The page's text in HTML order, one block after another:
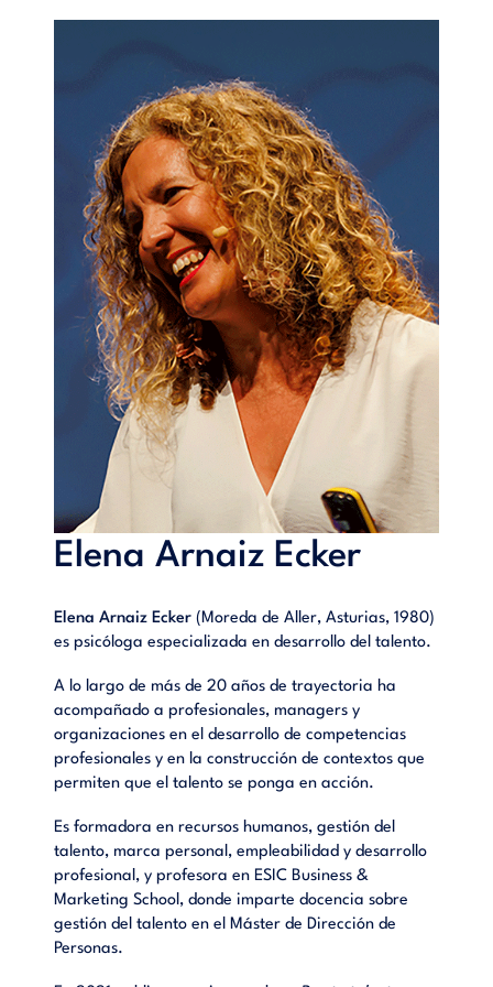
«El talento no se extrae, se posibilita. No es algo que puedas
exigir ni garantizar. Depende de las condiciones que generes
como empresa».
Sonia Rodríguez Muriel
Prólogo.- Introducción.- PARTE I. PERSONA: 1. Persona.- 2.
Competencias profesionales.- 3.- Valores.- 4.- Momento
personal.- 5. Historia y competencias personales.- 6.
Persona: talento.- 7. Talento en acción: de la acción al
comportamiento.- 8. Persona: propuesta de valor
profesional.- 9. Disciplinas relacionadas.- PARTE II.
TALENTO.- 10. Talento.- 11. Talento en acción en tu
organización.- 12. El talento en acción en nuestra empresa
¿ofrece resultados?: desempeño.- 13. ¿El talento en acción
ennuestra empresa produce valor en los demás? : aportación
de valor.- 14. ¿El talento en acción es inmóvil o se desarrolla?:
potencial. 15. ¿El talento en acción está conectado con el
sistema?: talento sistémico.- 16. ¿El talento quiere ponerse en
acción en nuestra empresa? Atracción, fidelización y
conocido como adecuación persona-puesto.- 18. Disciplinas
relacionadas .- PARTE III. EMPRESA: 19. Empresa.- 20.
talentocéntrica.- 22. Implementar el talentocentrismo en tu
organización.- 23. Cuando todas las piezas del puzle
encajan. 24. Decálogo del talentocentrismo.- Bibliografía.
Elena Arnaiz Ecker
Elena Arnaiz Ecker (Moreda de Aller, Asturias, 1980)
es psicóloga especializada en desarrollo del talento.
A lo largo de más de 20 años de trayectoria ha
acompañado a profesionales, managers y
organizaciones en el desarrollo de competencias
profesionales y en la construcción de contextos que
permiten que el talento se ponga en acción.
Es formadora en recursos humanos, gestión del
talento, marca personal, empleabilidad y desarrollo
profesional, y profesora en ESIC Business &
Marketing School, donde imparte docencia sobre
gestión del talento en el Máster de Dirección de
Personas.